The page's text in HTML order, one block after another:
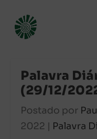
Palavra
(29/12/
Postado por
2022 | Palavra